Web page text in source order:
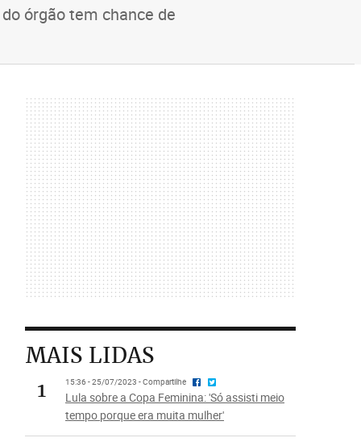
órgão tem chance de
MAIS LIDAS
1
15:36 - 25/07/2023 - Compartilhe
Lula sobre a Copa Feminina: 'Só assisti meio
tempo porque era muita mulher'